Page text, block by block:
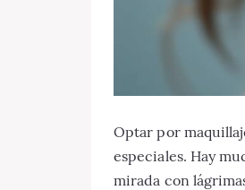
Optar por
especiales. Hay
mirada con